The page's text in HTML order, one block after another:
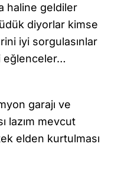
haline geldiler
diyorlar kimse
iyi sorgulasınlar
eğlenceler…
garajı ve
lazım mevcut
elden kurtulması